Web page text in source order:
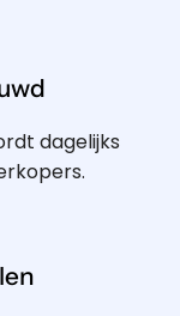
dagelijks